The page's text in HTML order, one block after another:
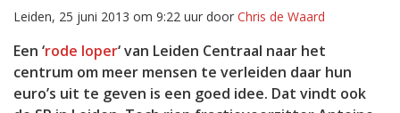
Inklappen
Leiden, 25 juni 2013 om 9:22 uur door Chris de Waard
Een ‘rode loper‘ van Leiden Centraal naar het
centrum om meer mensen te verleiden daar hun
euro’s uit te geven is een goed idee. Dat vindt ook